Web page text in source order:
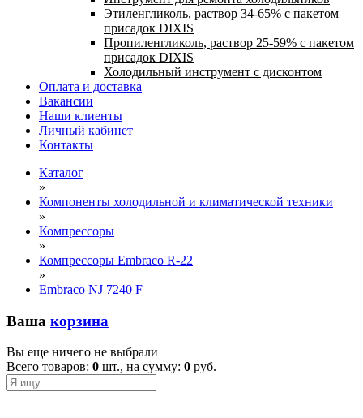
Этиленгликоль, раствор 34-65% с пакетом
присадок DIXIS
Пропиленгликоль, раствор 25-59% с пакетом
присадок DIXIS
Холодильный инструмент с дисконтом
Оплата и доставка
Вакансии
Наши клиенты
Личный кабинет
Контакты
Каталог
»
Компоненты холодильной и климатической техники
»
Компрессоры
»
Компрессоры Embraco R-22
»
Embraco NJ 7240 F
Ваша корзина
Вы еще ничего не выбрали
Всего товаров: 0 шт., на сумму: 0 руб.